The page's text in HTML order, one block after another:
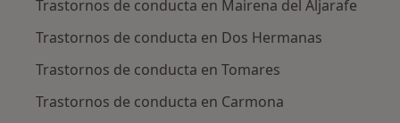
Trastornos de conducta en Mairena del Aljarafe
Trastornos de conducta en Dos Hermanas
Trastornos de conducta en Tomares
Trastornos de conducta en Carmona